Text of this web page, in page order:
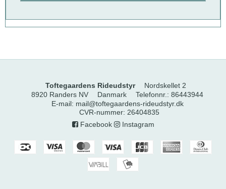
Toftegaardens Rideudstyr
Nordskellet 2
8920 Randers NV
Danmark Telefonnr. : 86443944
E-mail: mail@toftegaardens-rideudstyr.dk
CVR-nummer: 26404835
Facebook
Instagram